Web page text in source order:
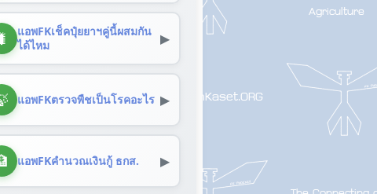
แอพFKเช็คปุ๋ยยาฯคู่นี้ผสมกัน
ได้ไหม
▶
แอพFKตรวจพืชเป็นโรคอะไร ▶
แอพFKคำนวณเงินกู้ ธกส. ▶